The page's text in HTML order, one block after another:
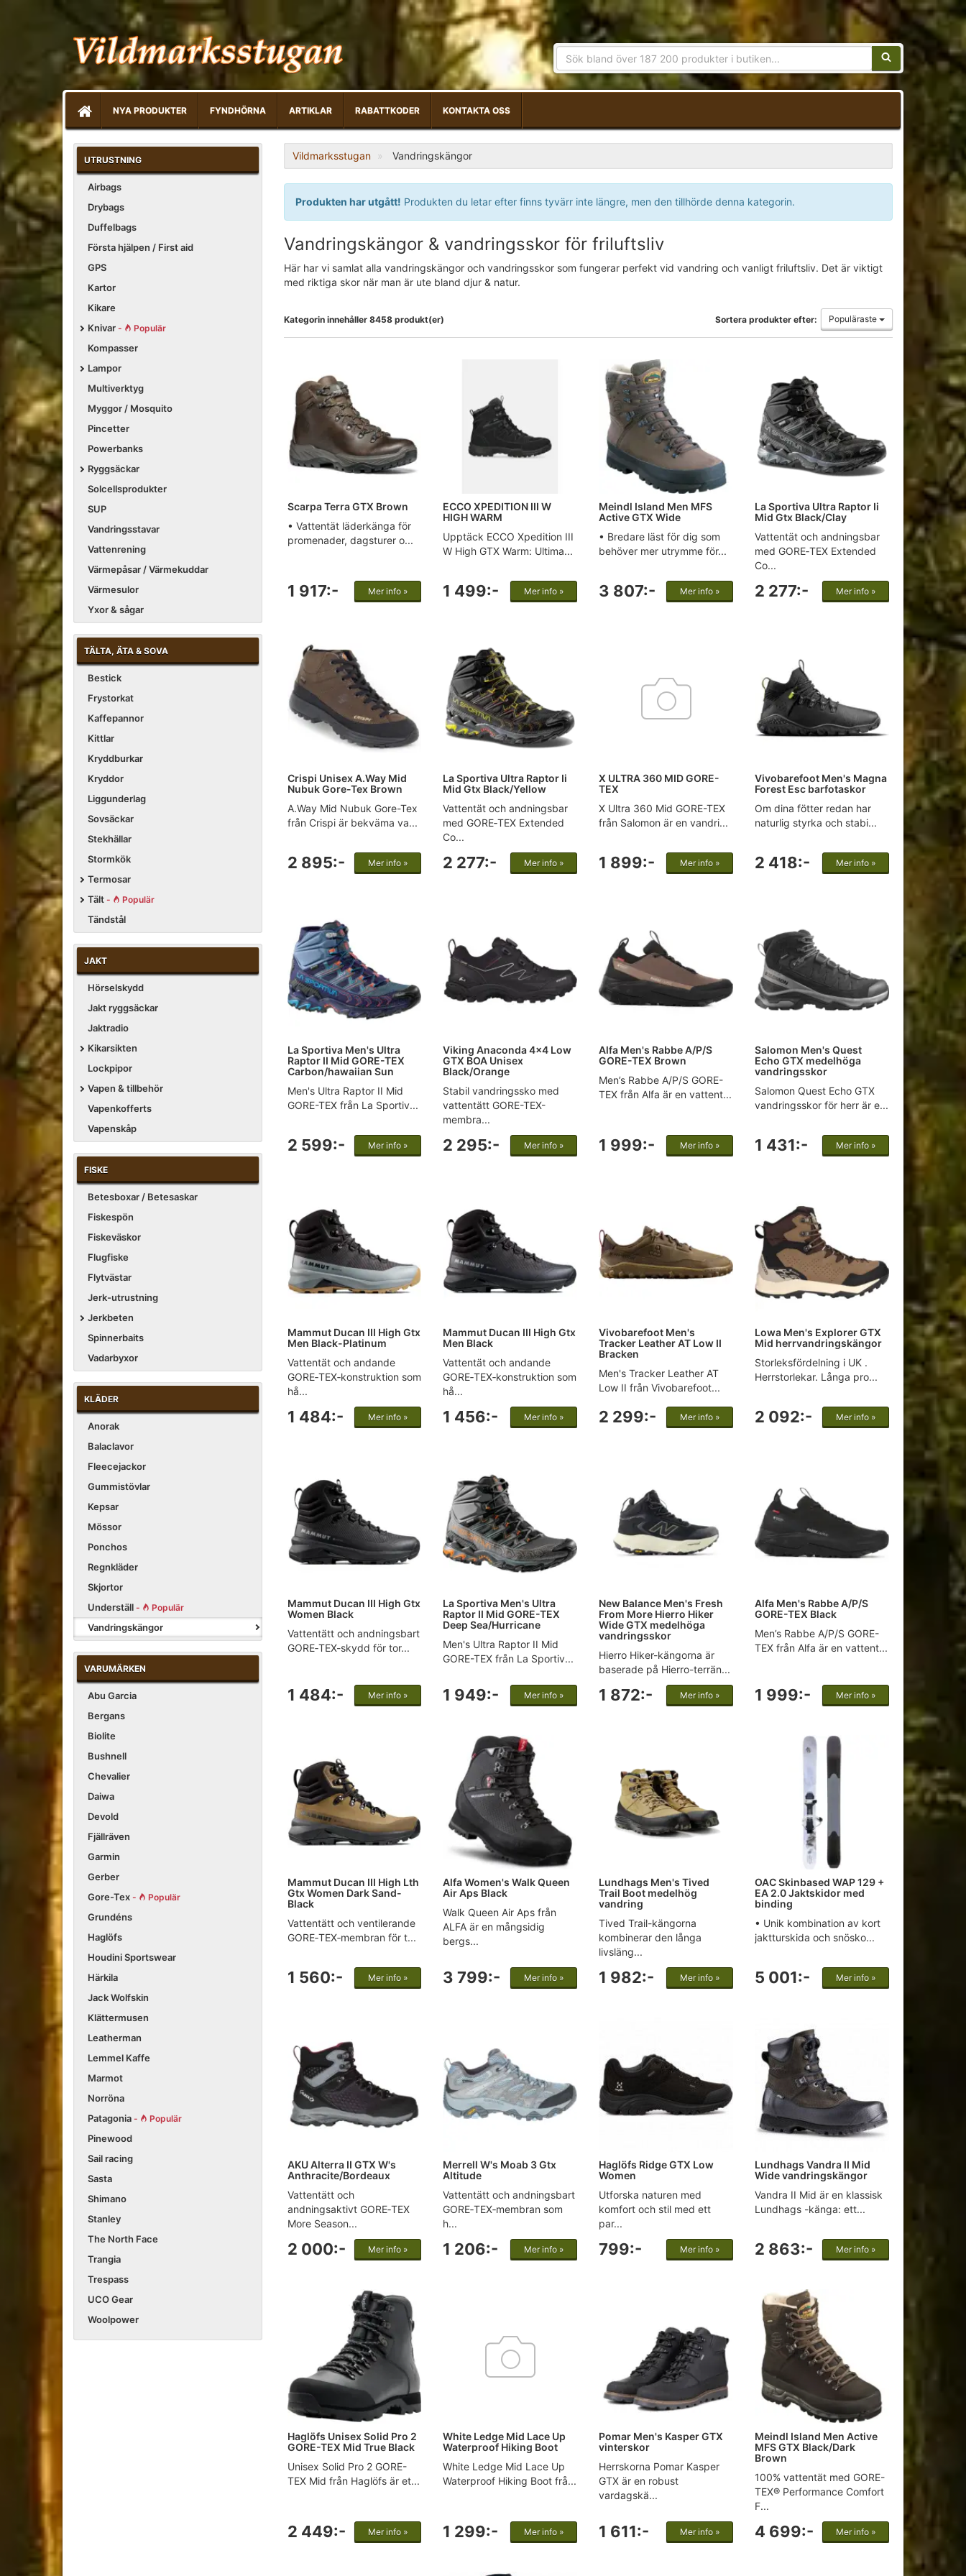
Sökfras:
NYA PRODUKTER FYNDHÖRNA ARTIKLAR RABATTKODER KONTAKTA OSS
UTRUSTNING
Airbags
Drybags
Duffelbags
Första hjälpen / First aid
GPS
Kartor
Kikare
Knivar - Populär
Kompasser
Lampor
Multiverktyg
Myggor / Mosquito
Pincetter
Powerbanks
Ryggsäckar
Solcellsprodukter
SUP
Vandringsstavar
Vattenrening
Värmepåsar / Värmekuddar
Värmesulor
Yxor & sågar
TÄLTA, ÄTA & SOVA
Bestick
Frystorkat
Kaffepannor
Kittlar
Kryddburkar
Kryddor
Liggunderlag
Sovsäckar
Stekhällar
Stormkök
Termosar
Tält - Populär
Tändstål
JAKT
Hörselskydd
Jakt ryggsäckar
Jaktradio
Kikarsikten
Lockpipor
Vapen & tillbehör
Vapenkofferts
Vapenskåp
FISKE
Betesboxar / Betesaskar
Fiskespön
Fiskeväskor
Flugfiske
Flytvästar
Jerk-utrustning
Jerkbeten
Spinnerbaits
Vadarbyxor
KLÄDER
Anorak
Balaclavor
Fleecejackor
Gummistövlar
Kepsar
Mössor
Ponchos
Regnkläder
Skjortor
Underställ - Populär
Vandringskängor
VARUMÄRKEN
Abu Garcia
Bergans
Biolite
Bushnell
Chevalier
Daiwa
Devold
Fjällräven
Garmin
Gerber
Gore-Tex - Populär
Grundéns
Haglöfs
Houdini Sportswear
Härkila
Jack Wolfskin
Klättermusen
Leatherman
Lemmel Kaffe
Marmot
Norröna
Patagonia - Populär
Pinewood
Sail racing
Sasta
Shimano
Stanley
The North Face
Trangia
Trespass
UCO Gear
Woolpower
Vildmarksstugan Vandringskängor
Produkten har utgått! Produkten du letar efter finns tyvärr inte längre, men den tillhörde denna kategorin.
Vandringskängor & vandringsskor för friluftsliv
Här har vi samlat alla vandringskängor och vandringsskor som fungerar perfekt vid vandring och vanligt friluftsliv. Det är viktigt
med riktiga skor när man är ute bland djur & natur.
Kategorin innehåller 8458 produkt(er) Sortera produkter efter: Populäraste
Scarpa Terra GTX Brown
• Vattentät läderkänga för
promenader, dagsturer o...
1 917:- Mer info »
ECCO XPEDITION III W
HIGH WARM
Upptäck ECCO Xpedition III
W High GTX Warm: Ultima...
1 499:- Mer info »
Meindl Island Men MFS
Active GTX Wide
• Bredare läst för dig som
behöver mer utrymme för...
3 807:- Mer info »
La Sportiva Ultra Raptor Ii
Mid Gtx Black/Clay
Vattentät och andningsbar
med GORE‑TEX Extended
Co...
2 277:- Mer info »
Crispi Unisex A.Way Mid
Nubuk Gore-Tex Brown
A.Way Mid Nubuk Gore-Tex
från Crispi är bekväma va...
2 895:- Mer info »
La Sportiva Ultra Raptor Ii
Mid Gtx Black/Yellow
Vattentät och andningsbar
med GORE‑TEX Extended
Co...
2 277:- Mer info »
X ULTRA 360 MID GORE-
TEX
X Ultra 360 Mid GORE-TEX
från Salomon är en vandri...
1 899:- Mer info »
Vivobarefoot Men's Magna
Forest Esc barfotaskor
Om dina fötter redan har
naturlig styrka och stabi...
2 418:- Mer info »
La Sportiva Men's Ultra
Raptor II Mid GORE-TEX
Carbon/hawaiian Sun
Men's Ultra Raptor II Mid
GORE-TEX från La Sportiv...
2 599:- Mer info »
Viking Anaconda 4x4 Low
GTX BOA Unisex
Black/Orange
Stabil vandringssko med
vattentätt GORE-TEX-
membra...
2 295:- Mer info »
Alfa Men's Rabbe A/P/S
GORE-TEX Brown
Men’s Rabbe A/P/S GORE-
TEX från Alfa är en vattent...
1 999:- Mer info »
Salomon Men's Quest
Echo GTX medelhöga
vandringsskor
Salomon Quest Echo GTX
vandringsskor för herr är e...
1 431:- Mer info »
Mammut Ducan III High Gtx
Men Black-Platinum
Vattentät och andande
GORE‑TEX‑konstruktion som
hå...
1 484:- Mer info »
Mammut Ducan III High Gtx
Men Black
Vattentät och andande
GORE‑TEX‑konstruktion som
hå...
1 456:- Mer info »
Vivobarefoot Men's
Tracker Leather AT Low II
Bracken
Men's Tracker Leather AT
Low II från Vivobarefoot...
2 299:- Mer info »
Lowa Men's Explorer GTX
Mid herrvandringskängor
Storleksfördelning i UK .
Herrstorlekar. Långa pro...
2 092:- Mer info »
Mammut Ducan III High Gtx
Women Black
Vattentätt och andningsbart
GORE‑TEX-skydd för tor...
1 484:- Mer info »
La Sportiva Men's Ultra
Raptor II Mid GORE-TEX
Deep Sea/Hurricane
Men's Ultra Raptor II Mid
GORE-TEX från La Sportiv...
1 949:- Mer info »
New Balance Men's Fresh
From More Hierro Hiker
Wide GTX medelhöga
vandringsskor
Hierro Hiker-kängorna är
baserade på Hierro-terrän...
1 872:- Mer info »
Alfa Men's Rabbe A/P/S
GORE-TEX Black
Men’s Rabbe A/P/S GORE-
TEX från Alfa är en vattent...
1 999:- Mer info »
Mammut Ducan III High Lth
Gtx Women Dark Sand-
Black
Vattentätt och ventilerande
GORE‑TEX‑membran för t...
1 560:- Mer info »
Alfa Women's Walk Queen
Air Aps Black
Walk Queen Air Aps från
ALFA är en mångsidig
bergs...
3 799:- Mer info »
Lundhags Men's Tived
Trail Boot medelhög
vandring
Tived Trail-kängorna
kombinerar den långa
livsläng...
1 982:- Mer info »
OAC Skinbased WAP 129 +
EA 2.0 Jaktskidor med
binding
• Unik kombination av kort
jaktturskida och snösko...
5 001:- Mer info »
AKU Alterra II GTX W's
Anthracite/Bordeaux
Vattentätt och
andningsaktivt GORE‑TEX
More Season...
2 000:- Mer info »
Merrell W's Moab 3 Gtx
Altitude
Vattentätt och andningsbart
GORE‑TEX‑membran som
h...
1 206:- Mer info »
Haglöfs Ridge GTX Low
Women
Utforska naturen med
komfort och stil med ett
par...
799:- Mer info »
Lundhags Vandra II Mid
Wide vandringskängor
Vandra II Mid är en klassisk
Lundhags -känga: ett...
2 863:- Mer info »
Haglöfs Unisex Solid Pro 2
GORE-TEX Mid True Black
Unisex Solid Pro 2 GORE-
TEX Mid från Haglöfs är et...
2 449:- Mer info »
White Ledge Mid Lace Up
Waterproof Hiking Boot
White Ledge Mid Lace Up
Waterproof Hiking Boot frå...
1 299:- Mer info »
Pomar Men's Kasper GTX
vinterskor
Herrskorna Pomar Kasper
GTX är en robust
vardagskä...
1 611:- Mer info »
Meindl Island Men Active
MFS GTX Black/Dark
Brown
100% vattentät med GORE-
TEX® Performance Comfort
F...
4 699:- Mer info »